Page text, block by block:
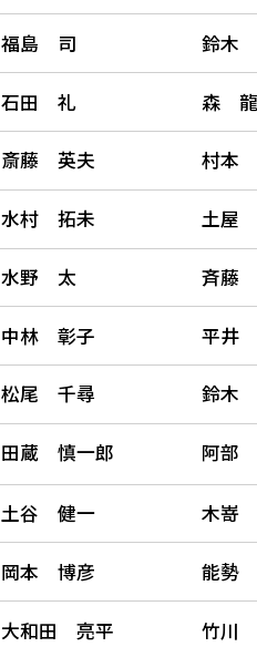
福島 司 鈴木
石田 礼 森
斎藤 英夫 村本
水村 拓未 土屋
水野 太 斉藤
中林 彰子 平井
松尾 千尋 鈴木
田蔵 慎一郎 阿部
土谷 健一 木嵜
岡本 博彦 能勢
大和田 亮平 竹川